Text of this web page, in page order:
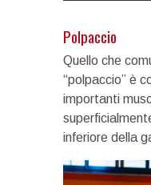
Polpaccio
Quello che
“polpaccio” è
importanti
inferiore della